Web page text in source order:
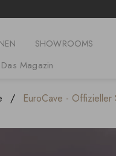
Das Magazin
SHOWROOMS
EuroCave - Offizieller